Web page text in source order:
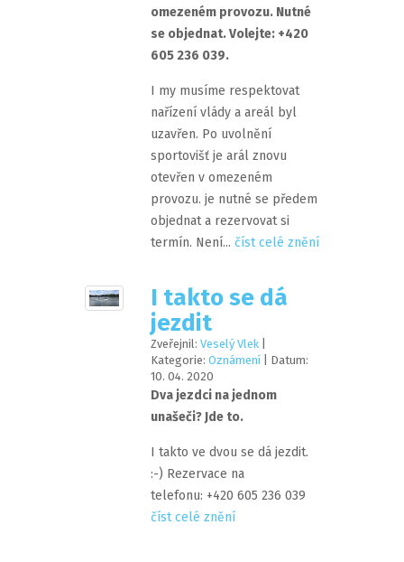
omezeném provozu. Nutné
se objednat. Volejte: +420
605 236 039.
I my musíme respektovat
nařízení vlády a areál byl
uzavřen. Po uvolnění
sportovišť je arál znovu
otevřen v omezeném
provozu. je nutné se předem
objednat a rezervovat si
termín. Není... číst celé znění
I takto se dá
jezdit
Zveřejnil: Veselý Vlek|
Kategorie: Oznámení| Datum:
10. 04. 2020
Dva jezdci na jednom
unašeči? Jde to.
I takto ve dvou se dá jezdit.
:-) Rezervace na
telefonu: +420 605 236 039
číst celé znění